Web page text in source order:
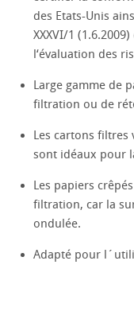
des Etats-Unis
XXXVI/1
l‘évaluation des
Large gamme
filtration ou de
Les cartons
sont idéaux pour
Les papiers
filtration, car la
ondulée.
Adapté pour